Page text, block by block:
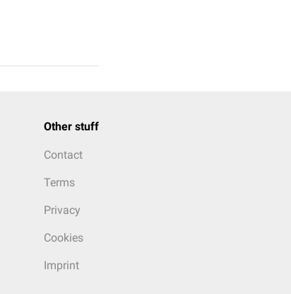
Other stuff
Contact
Terms
Privacy
Cookies
Imprint